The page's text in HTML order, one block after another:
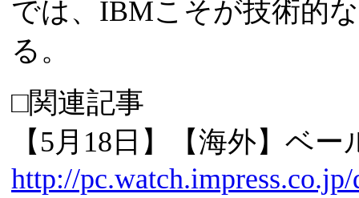
では、IBMこそが技術的
る。
□関連記事
【5月18日】【海外】ベ
http://